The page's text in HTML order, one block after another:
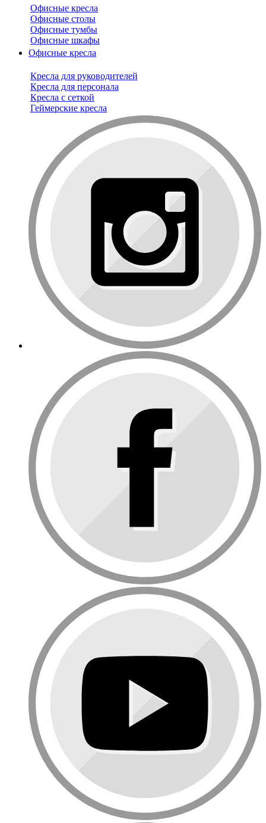
Офисные кресла
Офисные столы
Офисные тумбы
Офисные шкафы
Офисные кресла
Кресла для руководителей
Кресла для персонала
Кресла с сеткой
Геймерские кресла